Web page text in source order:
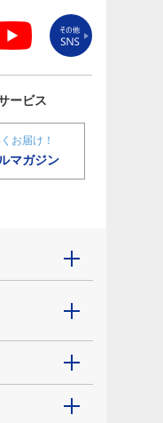
ービス
お届け！
マガジン